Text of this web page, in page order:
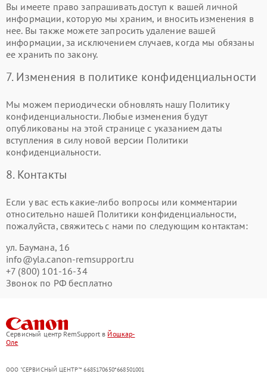
Вы имеете право запрашивать доступ к вашей личной
информации, которую мы храним, и вносить изменения в
нее. Вы также можете запросить удаление вашей
информации, за исключением случаев, когда мы обязаны
ее хранить по закону.
7. Изменения в политике конфиденциальности
Мы можем периодически обновлять нашу Политику
конфиденциальности. Любые изменения будут
опубликованы на этой странице с указанием даты
вступления в силу новой версии Политики
конфиденциальности.
8. Контакты
Если у вас есть какие-либо вопросы или комментарии
относительно нашей Политики конфиденциальности,
пожалуйста, свяжитесь с нами по следующим контактам:
ул. Баумана, 16
info@yla.canon-remsupport.ru
+7 (800) 101-16-34
Звонок по РФ бесплатно
Сервисный центр RemSupport в Йошкар-
Оле
ООО "СЕРВИСНЫЙ ЦЕНТР"* 6685170650*668501001